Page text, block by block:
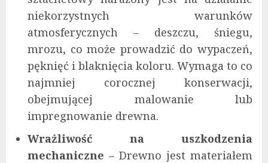
niekorzystnych warunków
atmosferycznych – deszczu, śniegu,
mrozu, co może prowadzić do wypaczeń,
pęknięć i blaknięcia koloru. Wymaga to co
najmniej corocznej konserwacji,
obejmującej malowanie lub
impregnowanie drewna.
Wrażliwość na uszkodzenia
mechaniczne – Drewno jest materiałem